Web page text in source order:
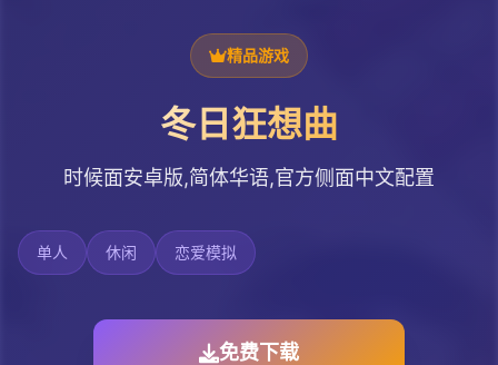
精品游戏
冬日狂想曲
时候面安卓版,简体华语,官方侧面中文配置
单人 休闲 恋爱模拟
免费下载